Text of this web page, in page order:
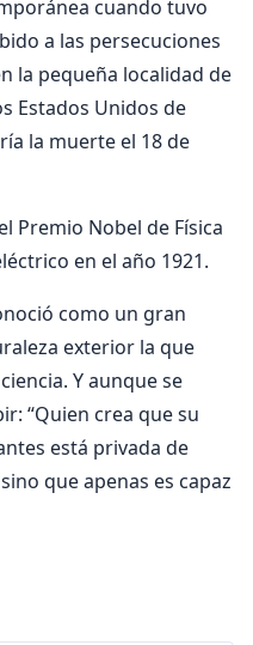
cuando tuvo
a las persecuciones
la pequeña localidad de
Estados Unidos de
la muerte el 18 de
Premio Nobel de Física
en el año 1921.
como un gran
exterior la que
Y aunque se
“Quien crea que su
está privada de
que apenas es capaz